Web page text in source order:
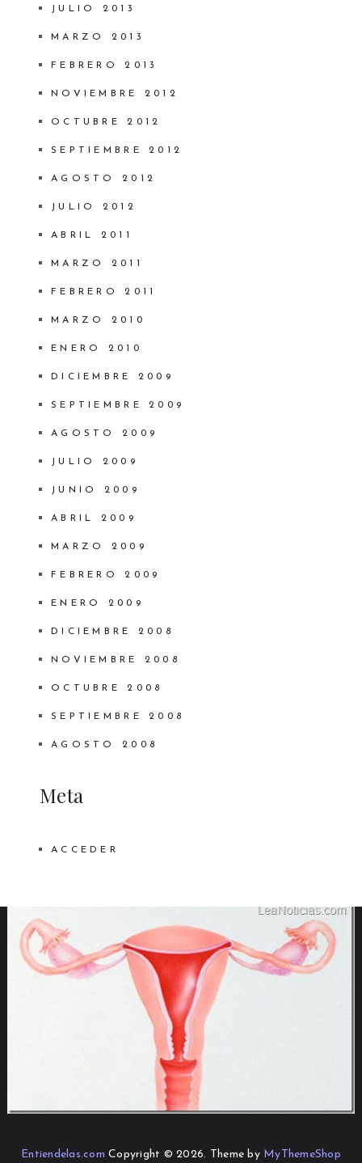
JULIO 2013
MARZO 2013
FEBRERO 2013
NOVIEMBRE 2012
OCTUBRE 2012
SEPTIEMBRE 2012
AGOSTO 2012
JULIO 2012
ABRIL 2011
MARZO 2011
FEBRERO 2011
MARZO 2010
ENERO 2010
DICIEMBRE 2009
SEPTIEMBRE 2009
AGOSTO 2009
JULIO 2009
JUNIO 2009
ABRIL 2009
MARZO 2009
FEBRERO 2009
ENERO 2009
DICIEMBRE 2008
NOVIEMBRE 2008
OCTUBRE 2008
SEPTIEMBRE 2008
AGOSTO 2008
Meta
ACCEDER
Entiendelas.com Copyright © 2026. Theme by MyThemeShop